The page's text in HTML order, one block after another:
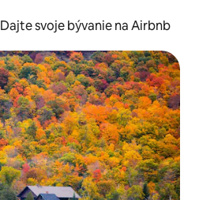
Dajte svoje bývanie na Airbnb